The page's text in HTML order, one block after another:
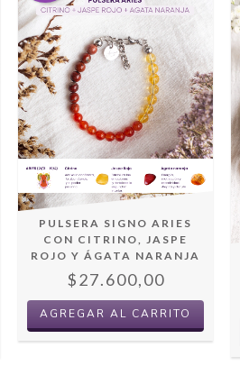
PULSERA SIGNO ARIES
CON CITRINO, JASPE
ROJO Y ÁGATA NARANJA
$27.600,00